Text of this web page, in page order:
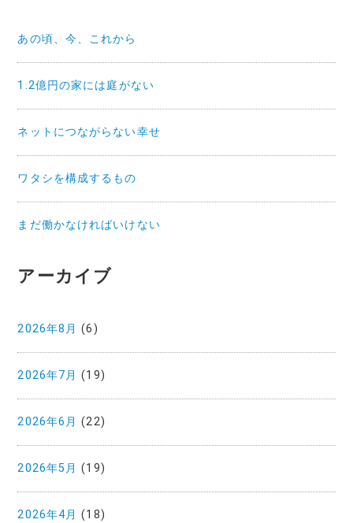
あの頃、今、これから
1.2億円の家には庭がない
ネットにつながらない幸せ
ワタシを構成するもの
まだ働かなければいけない
アーカイブ
2026年8月 (6)
2026年7月 (19)
2026年6月 (22)
2026年5月 (19)
2026年4月 (18)